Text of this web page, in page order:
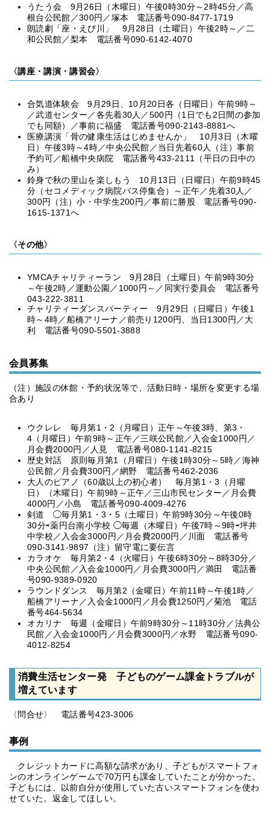
うたう会 9月26日（木曜日）午後0時30分～2時45分／高
根台公民館／300円／塚本 電話番号090-8477-1719
朗読劇「座・えび川」 9月28日（土曜日）午後2時～／二
和公民館／梨本 電話番号090-6142-4070
〈講座・講演・講習会〉
合気道体験会 9月29日、10月20日各（日曜日）午前9時～
／武道センター／各先着30人／500円（1日でも2日間の参加
でも同額）／事前に福盛 電話番号090-2143-8881へ
医療講演「骨の健康生活はじめませんか」 10月3日（木曜
日）午後3時～4時／中央公民館／当日先着60人（注）事前
予約可／船橋中央病院 電話番号433-2111（平日の日中の
み）
鈴身で秋の里山を楽しもう 10月13日（日曜日）午前9時45
分（セコメディック病院バス停集合）～正午／先着30人／
300円（注）小・中学生200円／事前に勝股 電話番号090-
1615-1371へ
〈その他〉
YMCAチャリティーラン 9月28日（土曜日）午前9時30分
～午後2時／運動公園／1000円～／同実行委員会 電話番号
043-222-3811
チャリティーダンスパーティー 9月29日（日曜日）午後1
時～4時／船橋アリーナ／前売り1200円、当日1300円／大
利 電話番号090-5501-3888
会員募集
（注）施設の休館・予約状況等で、活動日時・場所を変更する場
合あり
ウクレレ 毎月第1・2（月曜日）正午～午後3時、第3・
4（月曜日）午前9時～正午／三咲公民館／入会金1000円／
月会費2000円／人見 電話番号080-1141-8215
歴史対話 原則毎月第1（月曜日）午後1時30分～5時／海神
公民館／月会費300円／網野 電話番号462-2036
大人のピアノ（60歳以上の初心者） 毎月第1・3（月曜
日）（木曜日）午前9時～正午／三山市民センター／月会費
4000円／小島 電話番号090-4009-4276
剣道 ◯毎月第1・3・5（土曜日）午前9時30分～午後0時
30分⇨薬円台南小学校 ◯毎週（木曜日）午後7時～9時⇨坪井
中学校／入会金3000円／月会費2000円／川面 電話番号
090-3141-9897（注）留守電に要伝言
カラオケ 毎月第2・4（火曜日）午後6時30分～8時30分／
中央公民館／入会金1000円／月会費3000円／満田 電話番
号090-9389-0920
ラウンドダンス 毎月第2（金曜日）午前11時～午後1時／
船橋アリーナ／入会金1000円／月会費1250円／菊池 電話
番号464-5634
オカリナ 毎週（金曜日）午前9時30分～11時30分／法典公
民館／入会金1000円／月会費3000円／水野 電話番号090-
4012-8254
消費生活センター発 子どものゲーム課金トラブルが
増えています
〈問合せ〉 電話番号423-3006
事例
クレジットカードに高額な請求があり、子どもがスマートフォ
ンのオンラインゲームで70万円も課金していたことが分かった。
子どもには、以前自分が使用していた古いスマートフォンを使わ
せていた。返金してほしい。